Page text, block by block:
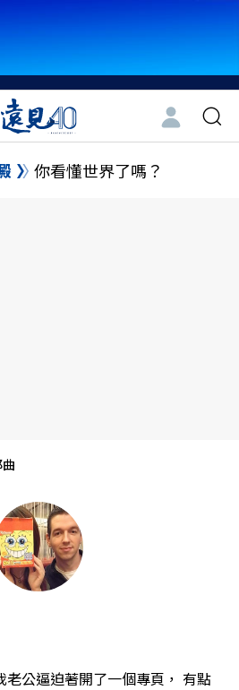
你看懂世界了嗎？
面：
公逼迫著開了一個專頁， 有點